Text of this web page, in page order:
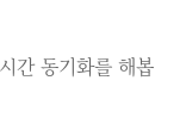
간 동기화를 해봅